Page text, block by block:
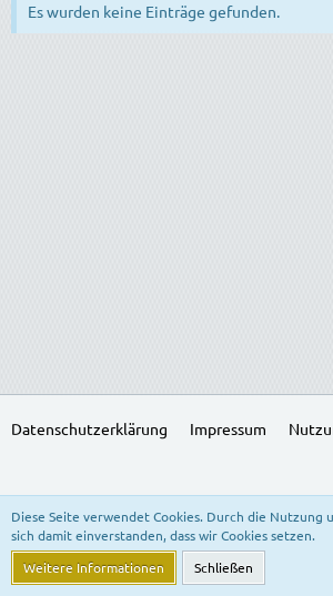
Es wurden keine Einträge gefunden.
Datenschutzerklärung Impressum
Stil:Freedom of Life, erstellt von
Community-Software:WoltLab
Diese Seite verwendet Cookies. Durch die Nutzung
sich damit einverstanden, dass wir Cookies setzen.
Weitere Informationen
Schließen